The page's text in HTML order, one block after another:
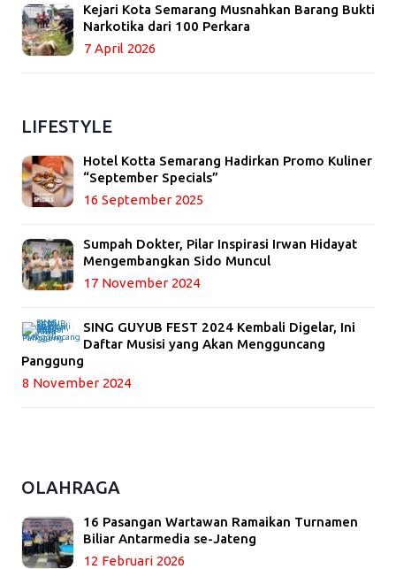
Kejari Kota Semarang Musnahkan Barang Bukti
Narkotika dari 100 Perkara
7 April 2026
LIFESTYLE
Hotel Kotta Semarang Hadirkan Promo Kuliner
“September Specials”
16 September 2025
Sumpah Dokter, Pilar Inspirasi Irwan Hidayat
Mengembangkan Sido Muncul
17 November 2024
SING GUYUB FEST 2024 Kembali Digelar, Ini
Daftar Musisi yang Akan Mengguncang
Panggung
8 November 2024
OLAHRAGA
16 Pasangan Wartawan Ramaikan Turnamen
Biliar Antarmedia se-Jateng
12 Februari 2026